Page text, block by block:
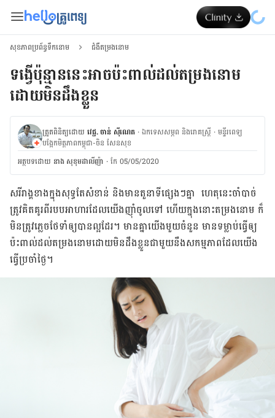
សុខភាពប្រព័ន្ធទឹកនោម ជំងឺតម្រងនោម
ទង្វើប៉ុន្មាននេះអាចប៉ះពាល់ដល់តម្រងនោម
ដោយមិនដឹងខ្លួន
ត្រួតពិនិត្យដោយ វេជ្ជ. ចាន់ ស៊ីណេត ·ឯកទេសសម្ភព និងរោគស្ត្រី ·ម​ន្ទីរពេទ្យ
បង្អែកមិត្តភាពកម្ពុជា-ចិន សែនសុខ
អត្ថបទ​ដោយ នាង សុខុមដាលីញ៉ា ·កែ 05/05/2020
សរីរាង្គខាងក្នុងសុទ្ធតែសំខាន់ និងមានតួនាទីផ្សេងៗគ្នា ហេតុនេះចាំបាច់
ត្រូវគិតគូរពីរបបអាហារ​ដែល​យើង​ញ៉ាំ​ចូល​ទៅ ហើយ​ក្នុង​នោះតម្រងនោម ក៏​
មិន​ត្រូវ​ភ្លេច​ថែទាំឲ្យ​បាន​ល្អ​ដែរ។ មាន​គ្នា​យើង​មួយ​ចំនួន មាន​ទម្លាប់​ធ្វើ​ឲ្យ​
ប៉ះពាល់​ដល់​តម្រង​នោម​ដោយ​មិន​ដឹង​ខ្លួន​ជាមួយ​នឹង​សកម្មភាព​ដែល​យើង​
ធ្វើ​ប្រចាំ​ថ្ងៃ​។